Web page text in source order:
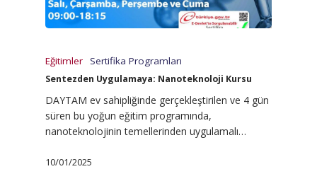
Eğitimler Sertifika Programları
Sentezden Uygulamaya: Nanoteknoloji Kursu
DAYTAM ev sahipliğinde gerçekleştirilen ve 4 gün
süren bu yoğun eğitim programında,
nanoteknolojinin temellerinden uygulamalı…
10/01/2025